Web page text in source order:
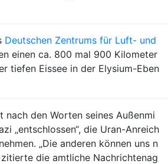
Deutschen Zentrums für Luft- und
einen ca. 800 mal 900 Kilometer
tiefen Eissee in der Elysium-Eben
nach den Worten seines Außenmi
„entschlossen“, die Uran-Anreich
„Die anderen können uns n
zitierte die amtliche Nachrichtenag